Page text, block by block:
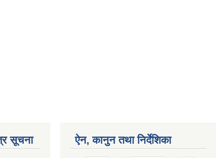
सूचना ऐन, कानुन तथा निर्देशिका